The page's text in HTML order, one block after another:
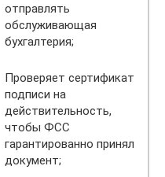
отправлять
обслуживающая
бухгалтерия;
Проверяет сертификат
подписи на
действительность,
чтобы ФСС
гарантированно принял
документ;